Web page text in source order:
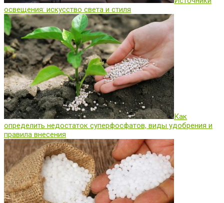
освещения: искусство света и стиля
Как
определить недостаток суперфосфатов, виды удобрения и
правила внесения